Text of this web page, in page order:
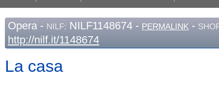
Opera - NILF: NILF1148674 - PERMALINK -
http://nilf.it/1148674
La casa